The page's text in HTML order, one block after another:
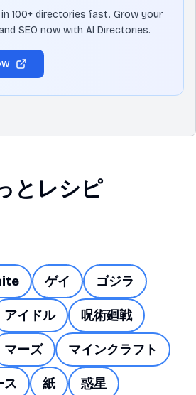
100+ directories fast. Grow your
SEO now with AI Directories.
とレシピ
ゲイ ゴジラ
アイドル 呪術廻戦
マーズ マインクラフト
ス 紙 惑星